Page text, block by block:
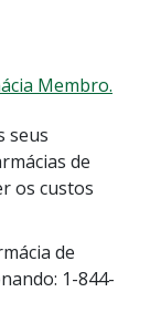
Membro.
seus
de
os custos
de
1-844-